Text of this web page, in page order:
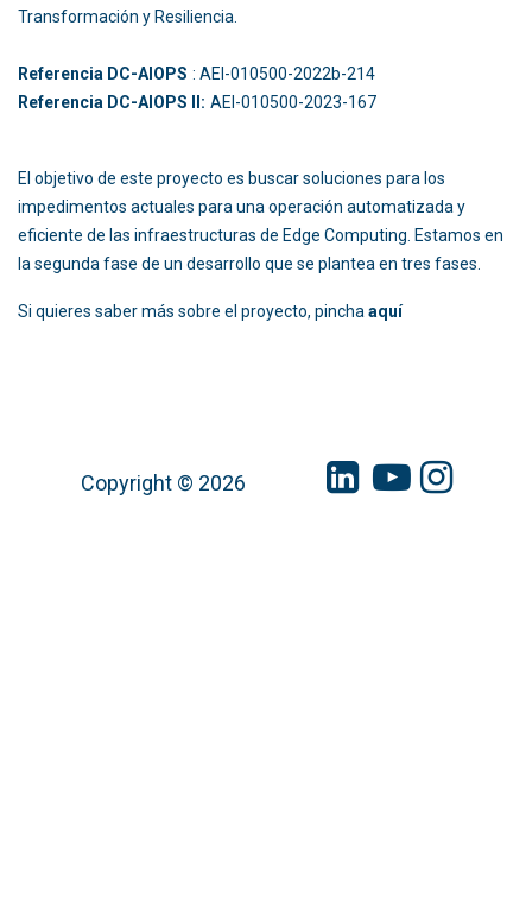
Transformación y Resiliencia.
Referencia DC-AIOPS : AEI-010500-2022b-214
Referencia DC-AIOPS II: AEI-010500-2023-167
El objetivo de este proyecto es buscar soluciones para los
impedimentos actuales para una operación automatizada y
eficiente de las infraestructuras de Edge Computing. Estamos en
la segunda fase de un desarrollo que se plantea en tres fases.
Si quieres saber más sobre el proyecto, pinchaaquí
Copyright © 2026